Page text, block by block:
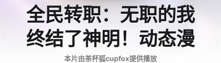
全民转职：无职的我
终结了神明！动态漫
本片由茶杯狐cupfox提供播放